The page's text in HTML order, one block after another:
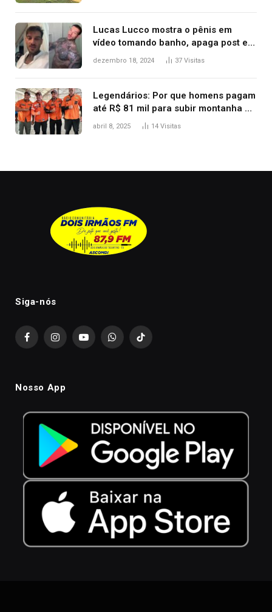
Lucas Lucco mostra o pênis em
vídeo tomando banho, apaga post e
diz ‘foi mal’
dezembro 18, 2024 37 Visitas
Legendários: Por que homens pagam
até R$ 81 mil para subir montanha e
melhorar casamento?
abril 8, 2025 14 Visitas
Siga-nós
FacebookInstagramYouTubeWhatsAppTikTok
Nosso App